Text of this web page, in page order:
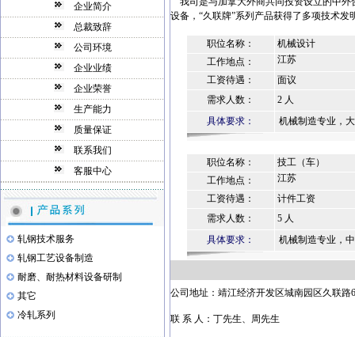
企业简介
总裁致辞
公司环境
企业业绩
企业荣誉
生产能力
质量保证
联系我们
客服中心
轧钢技术服务
轧钢工艺设备制造
耐磨、耐热材料设备研制
其它
冷轧系列
设备，“久联牌”系列产品获得了多项技术
职位名称：
机械设计
工作地点：
江苏
工资待遇：
面议
需求人数：
2 人
具体要求：
机械制造专业，
职位名称：
技工（车）
工作地点：
江苏
工资待遇：
计件工资
需求人数：
5 人
具体要求：
机械制造专业，
公司地址：靖江经济开发区城南园区久联路6
联 系 人：丁先生、周先生